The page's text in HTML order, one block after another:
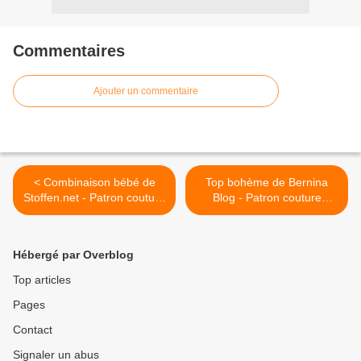
Commentaires
Ajouter un commentaire
< Combinaison bébé de
Stoffen.net - Patron couture
gratuit
Top bohème de Bernina
Blog - Patron couture
gratuit >
Hébergé par Overblog
Top articles
Pages
Contact
Signaler un abus